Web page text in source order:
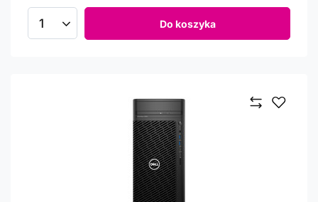
Ilość produktów Do koszyka